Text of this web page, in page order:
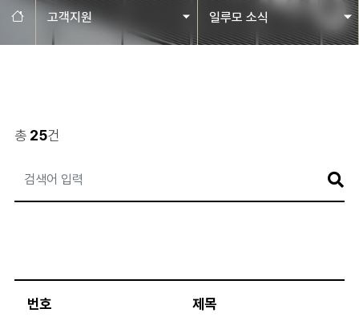
홈으로고객지원 일루모 소식
총 25건
게
시
번호 제목